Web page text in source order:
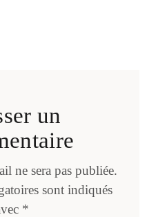
un
ne sera pas publiée.
sont indiqués
*